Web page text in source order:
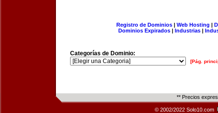
Registro de Dominios| Web Hosting |
Dominios Expirados | Industrias |
Categorías de Dominio:
[Pág.
** Precios
© 2002/2022 Solo10.com